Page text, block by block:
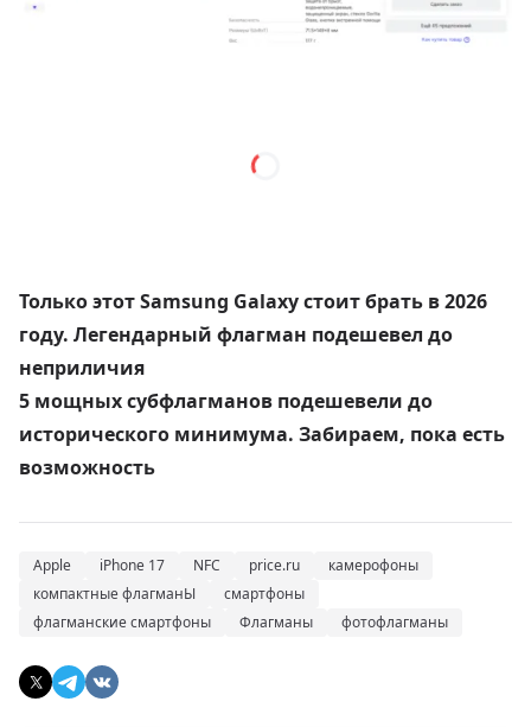
Только этот Samsung Galaxy стоит брать в 2026
году. Легендарный флагман подешевел до
неприличия
5 мощных субфлагманов подешевели до
исторического минимума. Забираем, пока есть
возможность
Apple iPhone 17 NFC price.ru
камерофоны
компактные флагманЫ
смартфоны
флагманские смартфоны
Флагманы фотофлагманы